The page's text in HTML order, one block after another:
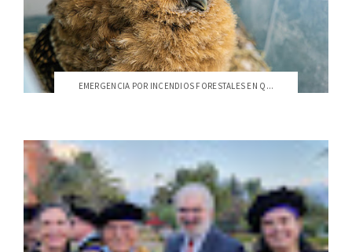
EMERGENCIA POR INCENDIOS FORESTALES EN Q...